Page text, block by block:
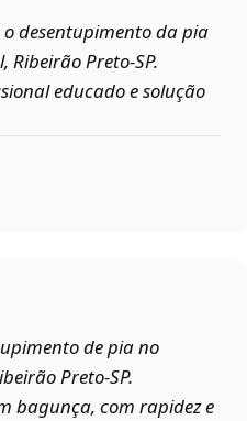
desentupimento da pia
Preto‑SP.
educado e solução
de pia no
Preto‑SP.
bagunça, com rapidez e